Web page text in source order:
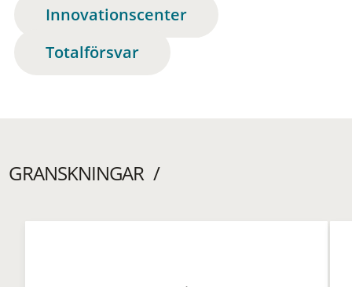
Innovationscenter
Totalförsvar
GRANSKNINGAR